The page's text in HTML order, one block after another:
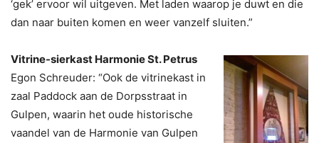
‘gek’ ervoor wil uitgeven. Met laden waarop je duwt en die
dan naar buiten komen en weer vanzelf sluiten.”
Vitrine-sierkast Harmonie St. Petrus
Egon Schreuder: “Ook de vitrinekast in
zaal Paddock aan de Dorpsstraat in
Gulpen, waarin het oude historische
vaandel van de Harmonie van Gulpen